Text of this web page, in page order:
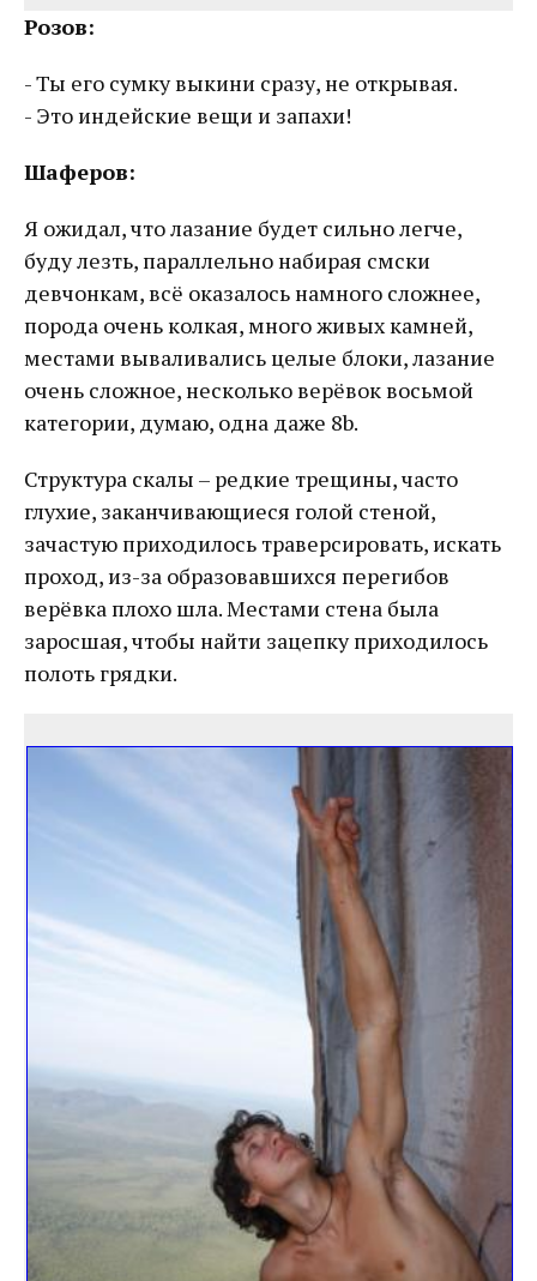
Розов:
- Ты его сумку выкини сразу, не открывая.
- Это индейские вещи и запахи!
Шаферов:
Я ожидал, что лазание будет сильно легче,
буду лезть, параллельно набирая смски
девчонкам, всё оказалось намного сложнее,
порода очень колкая, много живых камней,
местами вываливались целые блоки, лазание
очень сложное, несколько верёвок восьмой
категории, думаю, одна даже 8b.
Структура скалы – редкие трещины, часто
глухие, заканчивающиеся голой стеной,
зачастую приходилось траверсировать, искать
проход, из-за образовавшихся перегибов
верёвка плохо шла. Местами стена была
заросшая, чтобы найти зацепку приходилось
полоть грядки.